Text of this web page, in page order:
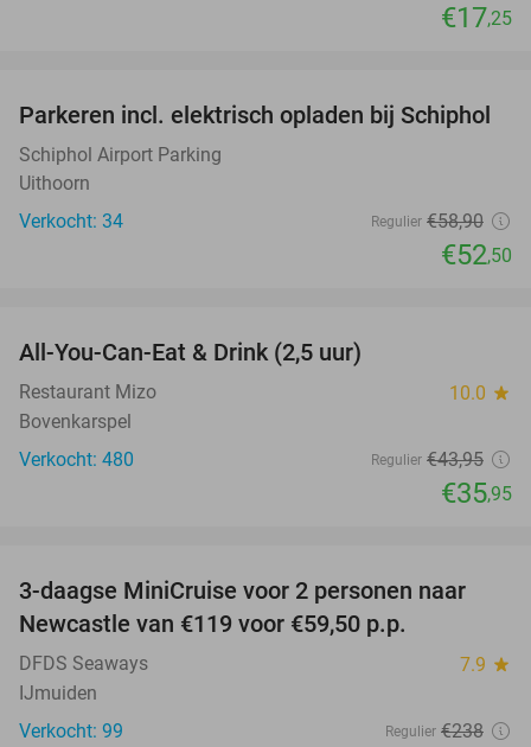
€17,25
11%
Parkeren incl. elektrisch opladen bij Schiphol
Schiphol Airport Parking
Uithoorn
Verkocht: 34
Regulier €58,90
€52,50
All-You-Can-Eat & Drink (2,5 uur)
Restaurant Mizo 10.0 star
Bovenkarspel
Verkocht: 480
Regulier €43,95
€35,95
50%
3-daagse MiniCruise voor 2 personen naar
Newcastle van €119 voor €59,50 p.p.
DFDS Seaways 7.9 star
IJmuiden
Verkocht: 99
Regulier €238